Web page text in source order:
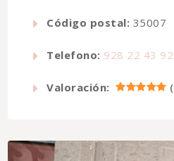
Código postal: 35007
Telefono: 928 22 43 92
Valoración: (